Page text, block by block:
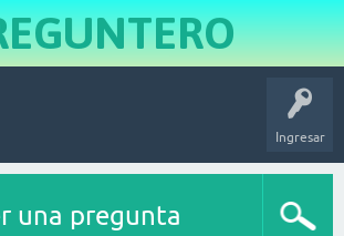
Ingresar
una pregunta